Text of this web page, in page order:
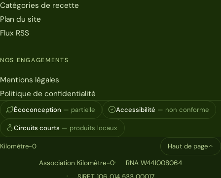
Catégories de recette
Plan du site
Flux RSS
NOS ENGAGEMENTS
Mentions légales
Politique de confidentialité
Écoconception — partielle Accessibilité — non conforme
Circuits courts — produits locaux
Kilomètre-0
Association Kilomètre-0
RNA W441008064
Haut de page